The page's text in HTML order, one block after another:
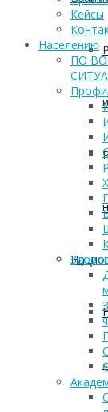
Кейсы
Населению
ПО